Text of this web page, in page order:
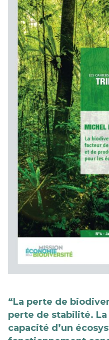
“La perte de
perte de stabilité.
capacité d’un